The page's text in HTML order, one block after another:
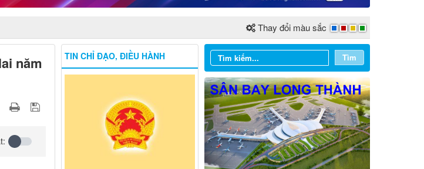
Thay đổi màu sắc
năm
Tìm
TIN CHỈ ĐẠO, ĐIỀU HÀNH